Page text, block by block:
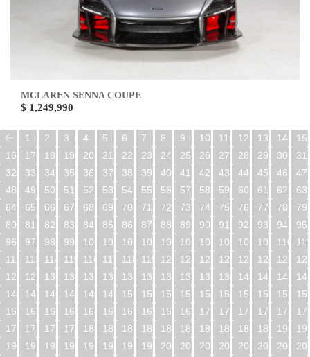
MCLAREN SENNA COUPE
$ 1,249,990
1 2 3 4 5 6 7 8 9 10 11 12 13 14
15
16
17 18 19 20 21 22 23 24 25 26 27 28 29 30
31
32
33 34 35 36 37 38 39 40 41 42 43 44 45 46
47
48
49 50 51 52 53 54 55 56 57 58 59 60 61 62
63
64
65 66 67 68 69 70 71 72 73 74 75 76 77 78
79
80
81 82 83 84 85 86 87 88 89 90 91 92 93 94
95
96
97 98 99 100 101 102 103 104 105 106 107 108 109 110
112
113 114 115 116 117 118 119 120 121 122 123 124 125 126
128
129 130 131 132 133 134 135 136 137 138 139 140 141 142
144
145 146 147 148 149 150 151 152 153 154 155 156 157 158
160
161 162 163 164 165 166 167 168 169 170 171 172 173 174
176
177 178 179 180 181 182 183 184 185 186 187 188 189 190
192
193 194 195 196 197 198 199 200 201 202 203 204 205 206